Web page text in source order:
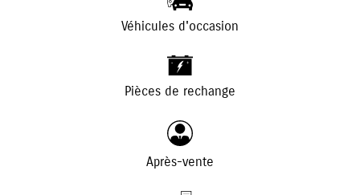
Véhicules d'occasion
- +
Pièces de rechange
Après-vente